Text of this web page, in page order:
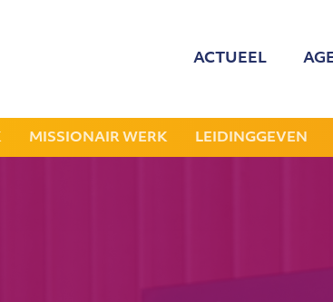
ACTUEEL
MISSIONAIR WERK LEIDINGGEVEN